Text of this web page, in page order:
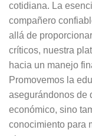
cotidiana. La
compañero
allá de
críticos, nuestra
hacia un manejo
Promovemos la
asegurándonos de
económico, sino
conocimiento para